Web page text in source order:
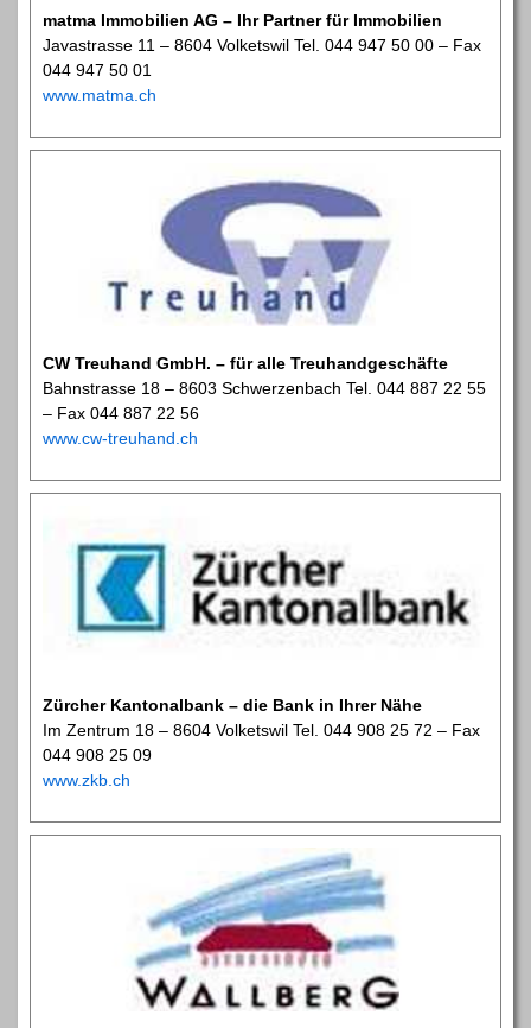
matma Immobilien AG – Ihr Partner für Immobilien
Javastrasse 11 – 8604 Volketswil Tel. 044 947 50 00 – Fax
044 947 50 01
www.matma.ch
CW Treuhand GmbH. – für alle Treuhandgeschäfte
Bahnstrasse 18 – 8603 Schwerzenbach Tel. 044 887 22 55
– Fax 044 887 22 56
www.cw-treuhand.ch
Zürcher Kantonalbank – die Bank in Ihrer Nähe
Im Zentrum 18 – 8604 Volketswil Tel. 044 908 25 72 – Fax
044 908 25 09
www.zkb.ch